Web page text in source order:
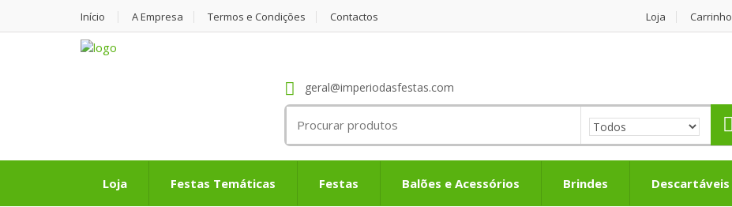
Início A Empresa Termos e Condições Contactos Loja Carrinho
geral@imperiodasfestas.com
for:
Loja Festas Temáticas Festas Balões e Acessórios Brindes Descartáveis